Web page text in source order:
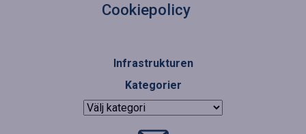
Cookiepolicy
Infrastrukturen
Kategorier
Kategorier